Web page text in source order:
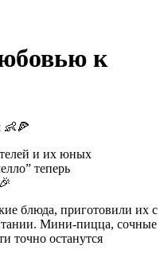
к
и их юных
теперь
🎉
блюда, приготовили их с
Мини-пицца, сочные
точно останутся